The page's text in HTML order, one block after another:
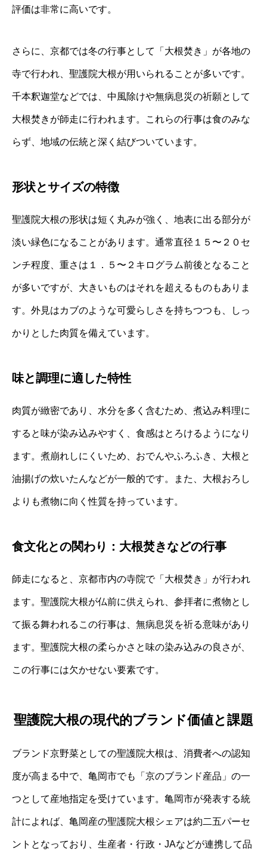
評価は非常に高いです。
さらに、京都では冬の行事として「大根焚き」が各地の
寺で行われ、聖護院大根が用いられることが多いです。
千本釈迦堂などでは、中風除けや無病息災の祈願として
大根焚きが師走に行われます。これらの行事は食のみな
らず、地域の伝統と深く結びついています。
形状とサイズの特徴
聖護院大根の形状は短く丸みが強く、地表に出る部分が
淡い緑色になることがあります。通常直径１５〜２０セ
ンチ程度、重さは１．５〜２キログラム前後となること
が多いですが、大きいものはそれを超えるものもありま
す。外見はカブのような可愛らしさを持ちつつも、しっ
かりとした肉質を備えています。
味と調理に適した特性
肉質が緻密であり、水分を多く含むため、煮込み料理に
すると味が染み込みやすく、食感はとろけるようになり
ます。煮崩れしにくいため、おでんやふろふき、大根と
油揚げの炊いたんなどが一般的です。また、大根おろし
よりも煮物に向く性質を持っています。
食文化との関わり：大根焚きなどの行事
師走になると、京都市内の寺院で「大根焚き」が行われ
ます。聖護院大根が仏前に供えられ、参拝者に煮物とし
て振る舞われるこの行事は、無病息災を祈る意味があり
ます。聖護院大根の柔らかさと味の染み込みの良さが、
この行事には欠かせない要素です。
聖護院大根の現代的ブランド価値と課題
ブランド京野菜としての聖護院大根は、消費者への認知
度が高まる中で、亀岡市でも「京のブランド産品」の一
つとして産地指定を受けています。亀岡市が発表する統
計によれば、亀岡産の聖護院大根シェアは約二五パーセ
ントとなっており、生産者・行政・JAなどが連携して品